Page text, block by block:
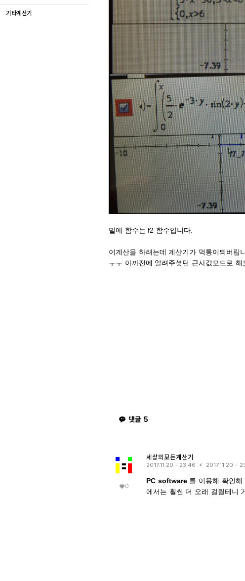
기타계산기
밑에 함수는 f2 함수입니다.
이계산을 하려는데 계산기가 먹통이되버립
ㅜㅜ 아까전에 알려주셧던 근사값모드로
댓글 5
0
세상의모든계산기
2017.11.20 - 23:46 2017.11.20 -
PC software를 이용해 확인해
에서는 훨씬 더 오래 걸릴테니